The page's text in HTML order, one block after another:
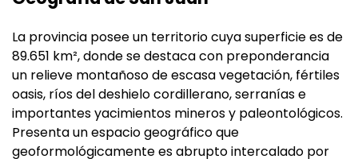
La provincia posee un territorio cuya superficie es de
89.651 km², donde se destaca con preponderancia
un relieve montañoso de escasa vegetación, fértiles
oasis, ríos del deshielo cordillerano, serranías e
importantes yacimientos mineros y paleontológicos.
Presenta un espacio geográfico que
geoformológicamente es abrupto intercalado por